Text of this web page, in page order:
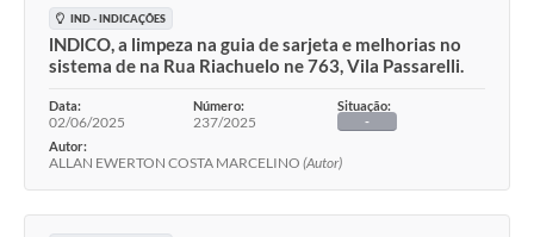
IND - INDICAÇÕES
lNDlCO, a limpeza na guia de sarjeta e melhorias no
sistema de na Rua Riachuelo ne 763, Vila Passarelli.
Data:
02/06/2025
Número:
237/2025
Situação:
-
Autor:
ALLAN EWERTON COSTA MARCELINO (Autor)